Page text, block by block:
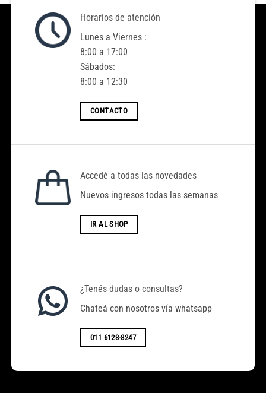
Horarios de atención
Lunes a Viernes :
8:00 a 17:00
Sábados:
8:00 a 12:30
CONTACTO
Accedé a todas las novedades
Nuevos ingresos todas las semanas
IR AL SHOP
¿Tenés dudas o consultas?
Chateá con nosotros vía whatsapp
011 6123-8247